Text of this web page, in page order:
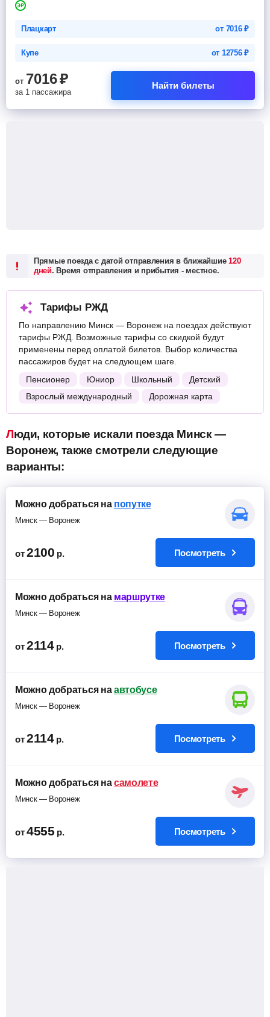
Плацкарт от 7016₽
Купе от 12756₽
от 7016₽
за 1 пассажира
Найти билеты
Прямые поезда с датой отправления в ближайшие120
дней. Время отправления и прибытия - местное.
Тарифы РЖД
По направлению Минск — Воронеж на поездах действуют
тарифы РЖД. Возможные тарифы со скидкой будут
применены перед оплатой билетов. Выбор количества
пассажиров будет на следующем шаге.
Пенсионер
Юниор Школьный
Детский
Взрослый международный
Дорожная карта
Люди, которые искали поезда Минск —
Воронеж, также смотрели следующие
варианты:
Можно добраться на попутке
Минск — Воронеж
от2100 р. Посмотреть
Можно добраться на маршрутке
Минск — Воронеж
от2114 р. Посмотреть
Можно добраться наавтобусе
Минск — Воронеж
от2114 р. Посмотреть
Можно добраться насамолете
Минск — Воронеж
от4555 р. Посмотреть